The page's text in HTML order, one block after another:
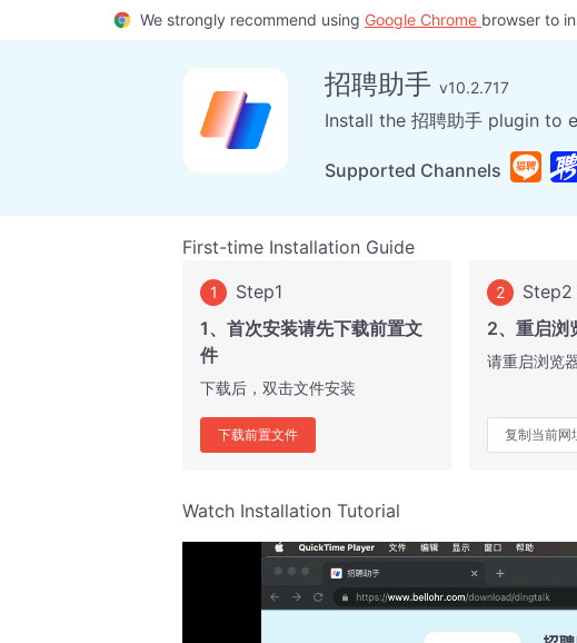
We strongly recommend using Google Chrome browser to
招聘助手 v10.2.717
Install the 招聘助手 plugin to
Supported Channels
First-time Installation Guide
1
Step1
1、首次安装请先下载前置文
件
下载后，双击文件安装
下载前置文件
2
Step2
2、重启浏
请重启浏览
复制当前网
Watch Installation Tutorial